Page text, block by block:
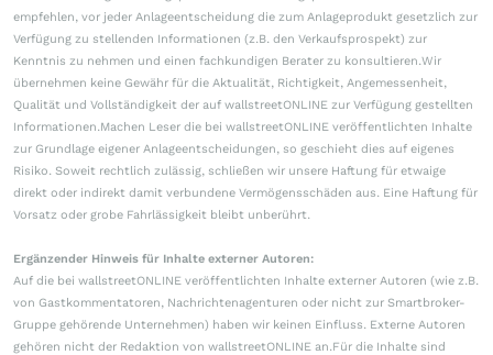
empfehlen, vor jeder Anlageentscheidung die zum Anlageprodukt gesetzlich zur
Verfügung zu stellenden Informationen (z.B. den Verkaufsprospekt) zur
Kenntnis zu nehmen und einen fachkundigen Berater zu konsultieren.Wir
übernehmen keine Gewähr für die Aktualität, Richtigkeit, Angemessenheit,
Qualität und Vollständigkeit der auf wallstreetONLINE zur Verfügung gestellten
Informationen.Machen Leser die bei wallstreetONLINE veröffentlichten Inhalte
zur Grundlage eigener Anlageentscheidungen, so geschieht dies auf eigenes
Risiko. Soweit rechtlich zulässig, schließen wir unsere Haftung für etwaige
direkt oder indirekt damit verbundene Vermögensschäden aus. Eine Haftung für
Vorsatz oder grobe Fahrlässigkeit bleibt unberührt.
Ergänzender Hinweis für Inhalte externer Autoren:
Auf die bei wallstreetONLINE veröffentlichten Inhalte externer Autoren (wie z.B.
von Gastkommentatoren, Nachrichtenagenturen oder nicht zur Smartbroker-
Gruppe gehörende Unternehmen) haben wir keinen Einfluss. Externe Autoren
gehören nicht der Redaktion von wallstreetONLINE an.Für die Inhalte sind